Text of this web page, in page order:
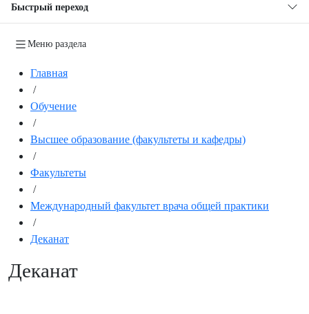
Быстрый переход
Меню раздела
Главная
/
Обучение
/
Высшее образование (факультеты и кафедры)
/
Факультеты
/
Международный факультет врача общей практики
/
Деканат
Деканат